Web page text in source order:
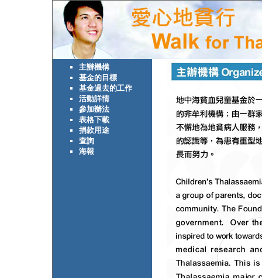
主辦機構
基金的目標
基金過去的工作
活動詳情
參加辦法
表格下載
捐款用途
查詢
海報